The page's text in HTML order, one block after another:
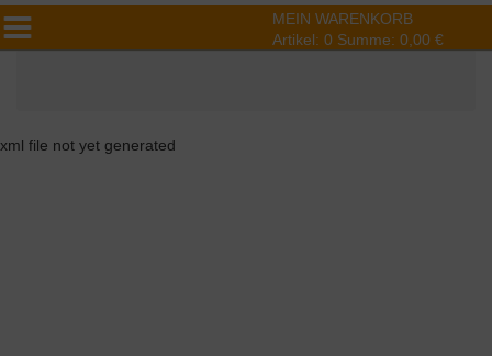
MEIN WARENKORB
Artikel: 0 Summe: 0,00 €
xml file not yet generated